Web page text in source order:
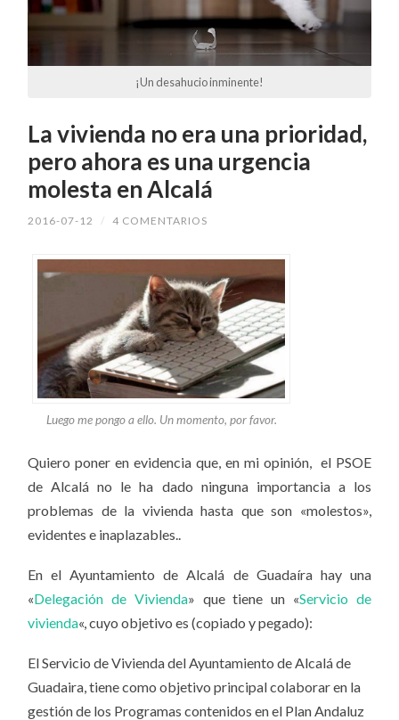
¡Un desahucio inminente!
La vivienda no era una prioridad,
pero ahora es una urgencia
molesta en Alcalá
2016-07-12 / 4 COMENTARIOS
Luego me pongo a ello. Un momento, por favor.
Quiero poner en evidencia que, en mi opinión, el PSOE
de Alcalá no le ha dado ninguna importancia a los
problemas de la vivienda hasta que son «molestos»,
evidentes e inaplazables..
En el Ayuntamiento de Alcalá de Guadaíra hay una
«Delegación de Vivienda» que tiene un «Servicio de
vivienda«, cuyo objetivo es (copiado y pegado):
El Servicio de Vivienda del Ayuntamiento de Alcalá de
Guadaira, tiene como objetivo principal colaborar en la
gestión de los Programas contenidos en el Plan Andaluz